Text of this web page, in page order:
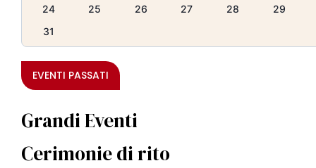
24
25 26 27 28
29
31
EVENTI PASSATI
Grandi Eventi
Cerimonie di rito